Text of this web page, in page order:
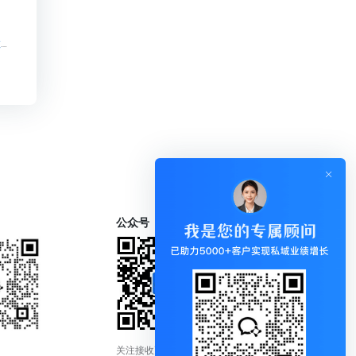
知识付费系统前景怎么样【知识付费系统前景怎么样知识付费系统系统怎么制作，知识付费系统搭建使用教程】
公众号
关注接收更新通知